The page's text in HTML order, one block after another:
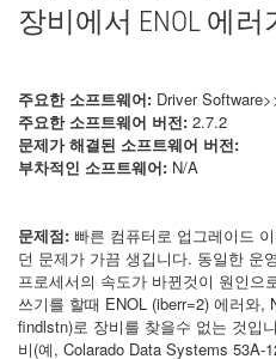
장비에서 ENOL 에
주요한 소프트웨어: Driver
주요한 소프트웨어 버전: 2.7.2
문제가 해결된 소프트웨어 버전:
부차적인 소프트웨어: N/A
문제점: 빠른 컴퓨터로 업그레이드
던 문제가 가끔 생깁니다. 동일한 운
프로세서의 속도가 바뀐것이 원인으
쓰기를 할때 ENOL (iberr=2) 에러와,
findlstn)로 장비를 찾을수 없는 것입
비(예, Colarado Data Systems 53A-